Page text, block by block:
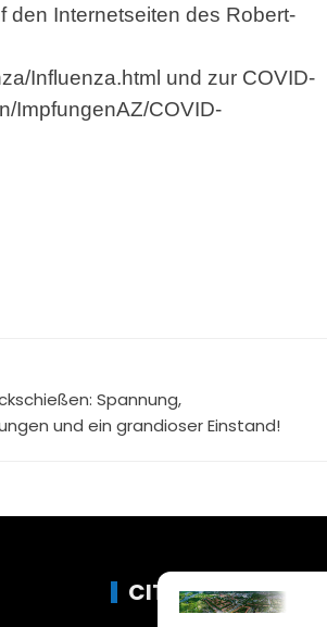
den Internetseiten des Robert-
Influenza.html und zur COVID-
ImpfungenAZ/COVID-
Spannung,
und ein grandioser Einstand!
CITYLIFE!